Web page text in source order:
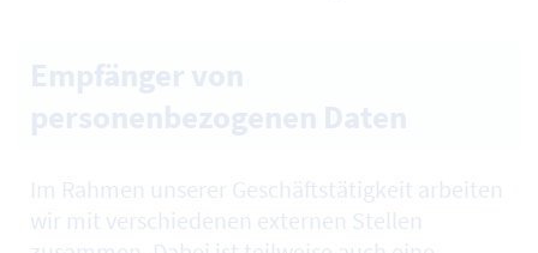
Im Rahmen unserer Geschäftstätigkeit arbeiten
wir mit verschiedenen externen Stellen